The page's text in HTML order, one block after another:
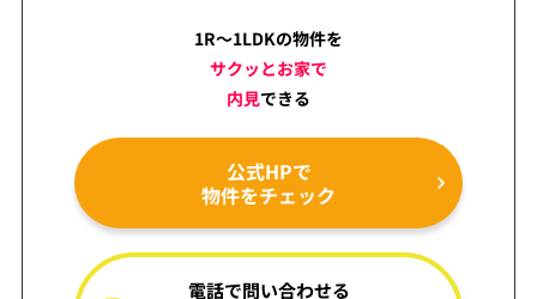
1R～1LDKの物件を
サクッとお家で
内見できる
公式HPで
物件をチェック
電話で問い合わせる